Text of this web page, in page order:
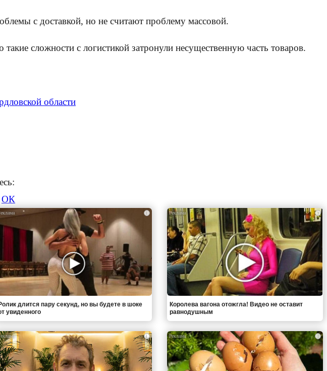
с доставкой, но не считают проблему массовой.
сложности с логистикой затронули несущественную часть товаров.
области
ОК
i
длится пару секунд, но вы будете в шоке
увиденного
i
Королева вагона отожгла! Видео не оставит
равнодушным
i i